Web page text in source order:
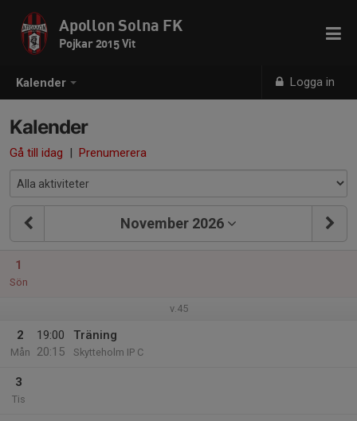
Kalender Logga in
Apollon Solna FK
Pojkar 2015 Vit
Kalender
Gå till idag | Prenumerera
November 2026
1
Sön
v.45
2
Mån
19:00
20:15
Träning
Skytteholm IP C
3
Tis